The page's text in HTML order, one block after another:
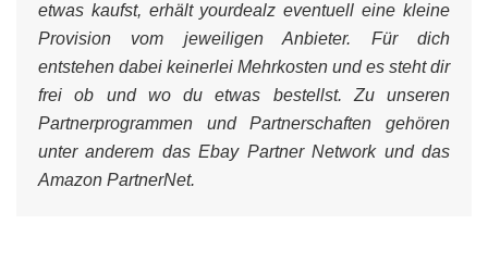
etwas kaufst, erhält yourdealz eventuell eine kleine
Provision vom jeweiligen Anbieter. Für dich
entstehen dabei keinerlei Mehrkosten und es steht dir
frei ob und wo du etwas bestellst. Zu unseren
Partnerprogrammen und Partnerschaften gehören
unter anderem das Ebay Partner Network und das
Amazon PartnerNet.